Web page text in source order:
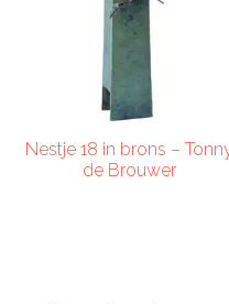
Nestje 18 in brons –
de Brouwer